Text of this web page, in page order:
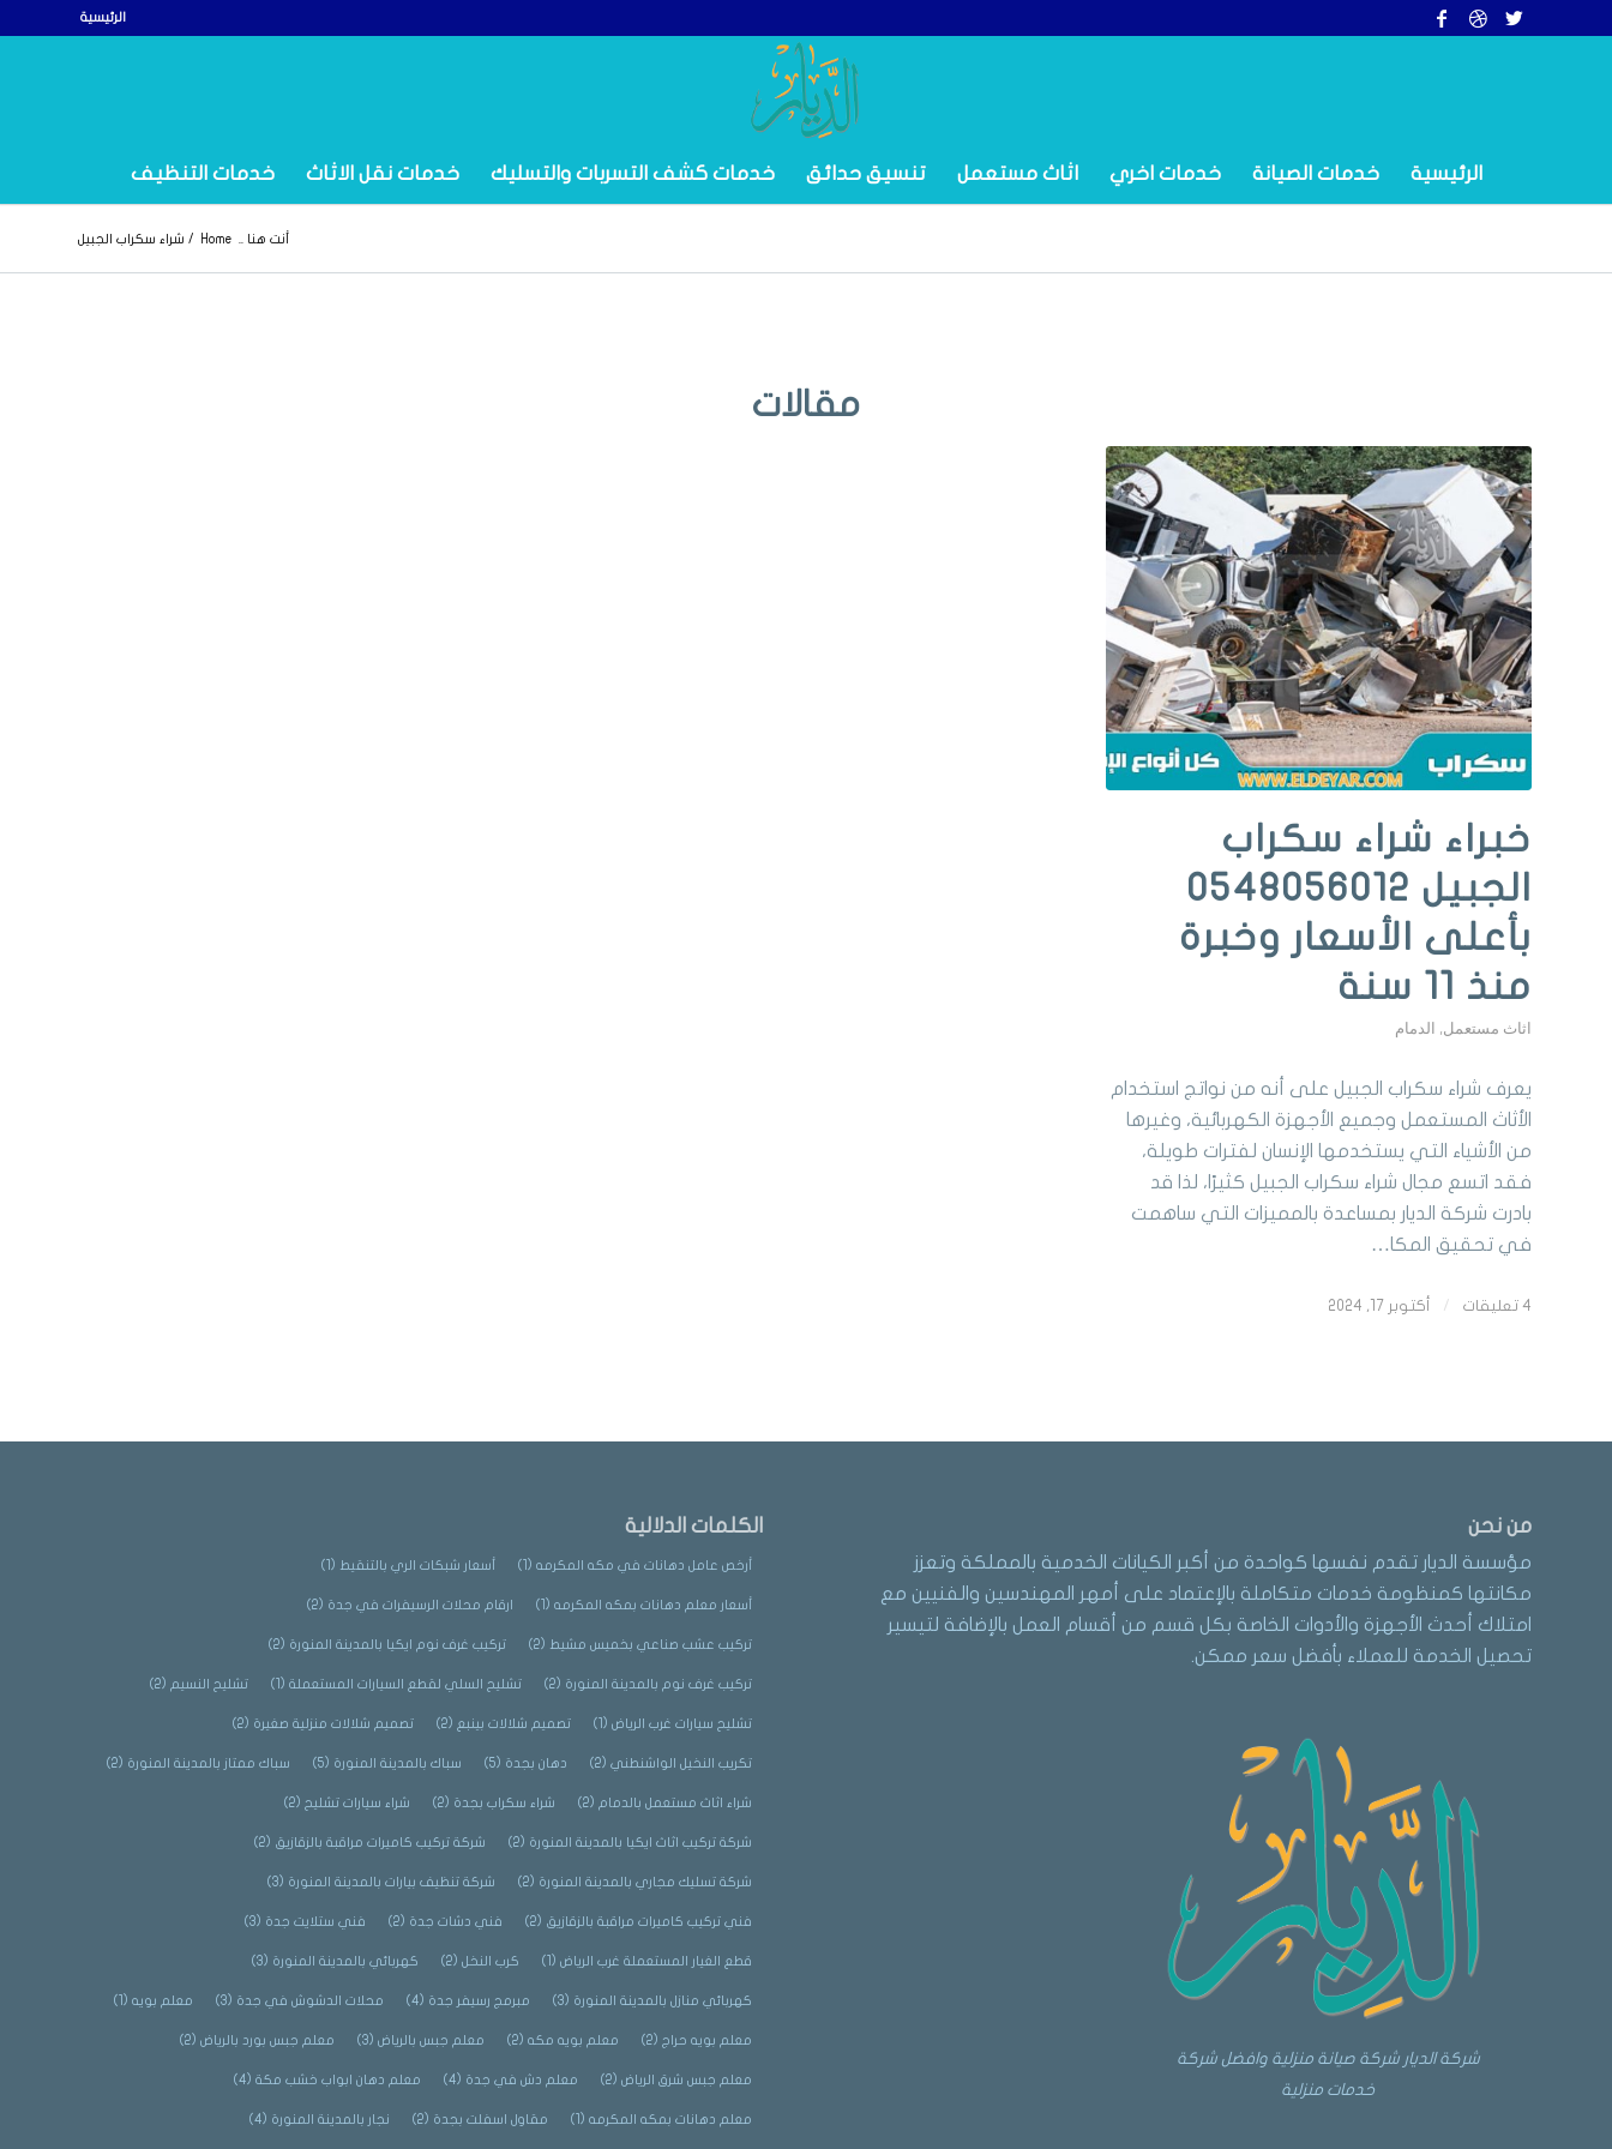
الرئيسية
الرئيسية خدمات الصيانة خدمات اخري اثاث مستعمل تنسيق حدائق خدمات كشف التسربات والتسليك خدمات نقل الاثاث خدمات التنظيف
أنت هنا .. Home
/ شراء سكراب الجبيل
مقالات
خبراء شراء سكراب
الجبيل 0548056012
بأعلى الأسعار وخبرة
منذ 11 سنة
اثاث مستعمل, الدمام
يعرف شراء سكراب الجبيل على أنه من نواتج استخدام
الأثاث المستعمل وجميع الأجهزة الكهربائية، وغيرها
من الأشياء التي يستخدمها الإنسان لفترات طويلة،
فقد اتسع مجال شراء سكراب الجبيل كثيرًا، لذا قد
بادرت شركة الديار بمساعدة بالمميزات التي ساهمت
في تحقيق المكا…
4 تعليقات / أكتوبر 17, 2024
من نحن
مؤسسة الديار تقدم نفسها كواحدة من أكبر الكيانات الخدمية بالمملكة وتعزز
مكانتها كمنظومة خدمات متكاملة بالإعتماد على أمهر المهندسين والفنيين مع
امتلاك أحدث الأجهزة والأدوات الخاصة بكل قسم من أقسام العمل بالإضافة لتيسير
تحصيل الخدمة للعملاء بأفضل سعر ممكن.
شركة الديار شركة صيانة منزلية وافضل شركة
خدمات منزلية
الكلمات الدلالية
أرخص عامل دهانات في مكه المكرمه (1) أسعار شبكات الري بالتنقيط (1)
أسعار معلم دهانات بمكه المكرمه (1) ارقام محلات الرسيفرات في جدة (2)
تركيب عشب صناعي بخميس مشيط (2) تركيب غرف نوم ايكيا بالمدينة المنورة (2)
تركيب غرف نوم بالمدينة المنورة (2) تشليح السلي لقطع السيارات المستعملة (1) تشليح النسيم (2)
تشليح سيارات غرب الرياض (1) تصميم شلالات بينبع (2) تصميم شلالات منزلية صغيرة (2)
تكريب النخيل الواشنطني (2) دهان بجدة (5) سباك بالمدينة المنورة (5) سباك ممتاز بالمدينة المنورة (2)
شراء اثاث مستعمل بالدمام (2) شراء سكراب بجدة (2) شراء سيارات تشليح (2)
شركة تركيب اثاث ايكيا بالمدينة المنورة (2) شركة تركيب كاميرات مراقبة بالزقازيق (2)
شركة تسليك مجاري بالمدينة المنورة (2) شركة تنظيف بيارات بالمدينة المنورة (3)
فني تركيب كاميرات مراقبة بالزقازيق (2) فني دشات جدة (2) فني ستلايت جدة (3)
قطع الغيار المستعملة غرب الرياض (1) كرب النخل (2) كهربائي بالمدينة المنورة (3)
كهربائي منازل بالمدينة المنورة (3) مبرمج رسيفر جدة (4) محلات الدشوش في جدة (3) معلم بويه (1)
معلم بويه حراج (2) معلم بويه مكه (2) معلم جبس بالرياض (3) معلم جبس بورد بالرياض (2)
معلم جبس شرق الرياض (2) معلم دش في جدة (4) معلم دهان ابواب خشب مكة (4)
معلم دهانات بمكه المكرمه (1) مقاول اسفلت بجدة (2) نجار بالمدينة المنورة (4)